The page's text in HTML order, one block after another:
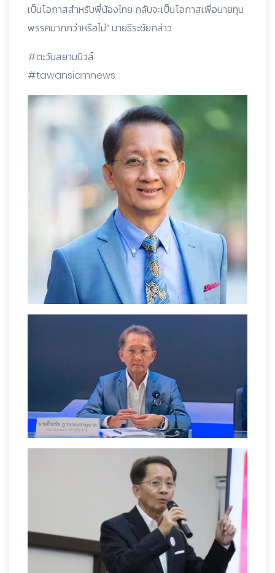
เป็นโอกาสสำหรับพี่น้องไทย กลับจะเป็นโอกาสเพื่อนายทุน
พรรคมากกว่าหรือไม่” นายธีระชัยกล่าว
#ตะวันสยามนิวส์
#tawansiamnews